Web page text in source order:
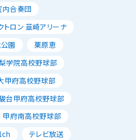
内合奏団
トロン 韮崎アリーナ
園
栗原恵
学院高校野球部
甲府高校野球部
台甲府高校野球部
甲府南高校野球部
テレビ放送